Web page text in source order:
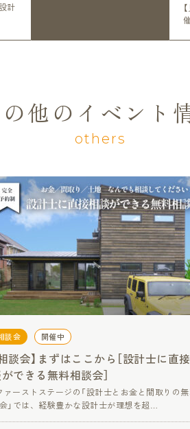
計
の他のイベント
others
談会 開催中
相談会】まずはここから［設計士に直
できる無料相談会］
ァーストステージの「設計士とお金と間取りの
」では、経験豊かな設計士が理想を超…